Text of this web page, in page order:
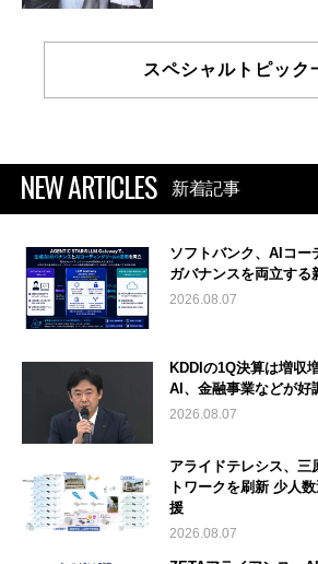
スペシャルトピック
NEW ARTICLES 新着記事
ソフトバンク、AIコー
ガバナンスを両立する
2026.08.07
KDDIの1Q決算は増
AI、金融事業などが好
2026.08.07
アライドテレシス、三
トワークを刷新 少人
援
2026.08.07